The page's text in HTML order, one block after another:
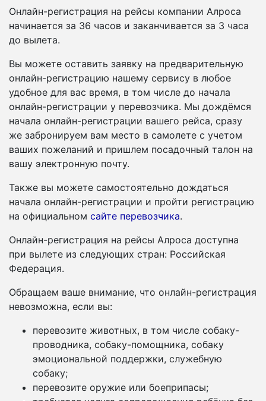
Онлайн-регистрация на рейсы компании Алроса
начинается за 36 часов и заканчивается за 3 часа
до вылета.
Вы можете оставить заявку на предварительную
онлайн-регистрацию нашему сервису в любое
удобное для вас время, в том числе до начала
онлайн-регистрации у перевозчика. Мы дождёмся
начала онлайн-регистрации вашего рейса, сразу
же забронируем вам место в самолете с учетом
ваших пожеланий и пришлем посадочный талон на
вашу электронную почту.
Также вы можете самостоятельно дождаться
начала онлайн-регистрации и пройти регистрацию
на официальном сайте перевозчика.
Онлайн-регистрация на рейсы Алроса доступна
при вылете из следующих стран: Российская
Федерация.
Обращаем ваше внимание, что онлайн-регистрация
невозможна, если вы:
перевозите животных, в том числе собаку-
проводника, собаку-помощника, собаку
эмоциональной поддержки, служебную
собаку;
перевозите оружие или боеприпасы;